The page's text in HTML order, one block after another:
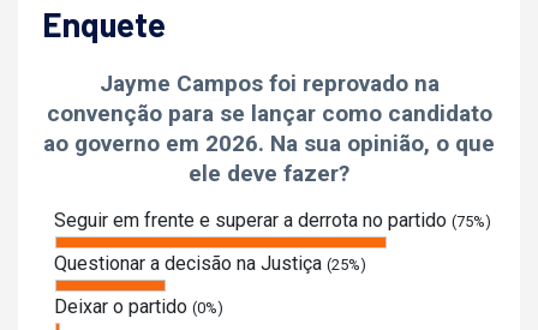
Enquete
Jayme Campos foi reprovado na
convenção para se lançar como candidato
ao governo em 2026. Na sua opinião, o que
ele deve fazer?
Seguir em frente e superar a derrota no partido (75%)
Questionar a decisão na Justiça (25%)
Deixar o partido (0%)